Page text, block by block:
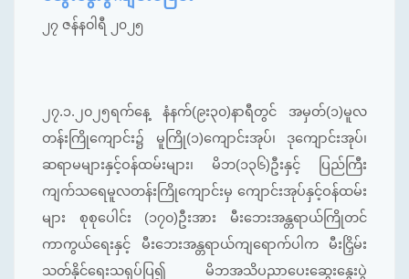
၂၇ ဇန်နဝါရီ ၂၀၂၅
၂၇.၁.၂၀၂၅ရက်နေ့ နံနက်(၉း၃၀)နာရီတွင် အမှတ်(၁)မူလ
တန်းကြိုကျောင်း၌ မူကြို(၁)ကျောင်းအုပ်၊ ဒုကျောင်းအုပ်၊
ဆရာမများနှင့်ဝန်ထမ်းများ၊ မိဘ(၁၃၆)ဦးနှင့် ပြည်ကြီး
ကျက်သရေမူလတန်းကြိုကျောင်းမှ ကျောင်းအုပ်နှင့်ဝန်ထမ်း
များ စုစုပေါင်း (၁၇၀)ဦးအား မီးဘေးအန္တရာယ်ကြိုတင်
ကာကွယ်ရေးနှင့် မီးဘေးအန္တရာယ်ကျရောက်ပါက မီးငြှိမ်း
သတ်နိုင်ရေးသရုပ်ပြ၍ မိဘအသိပညာပေးဆွေးနွေးပွဲ